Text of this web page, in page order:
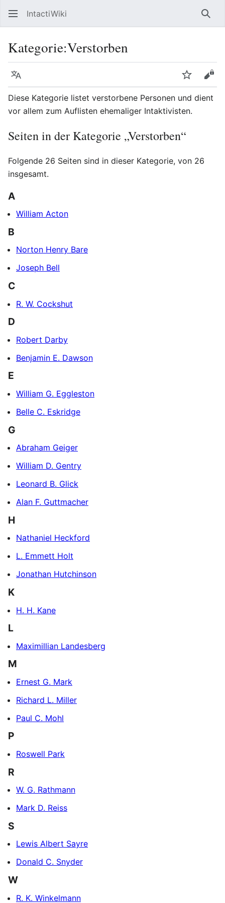
IntactiWiki
Kategorie:Verstorben
Sprache
Diese Kategorie listet verstorbene Personen und dient
vor allem zum Auflisten ehemaliger Intaktivisten.
Seiten in der Kategorie „Verstorben“
Folgende 26 Seiten sind in dieser Kategorie, von 26
insgesamt.
A
William Acton
B
Norton Henry Bare
Joseph Bell
C
R. W. Cockshut
D
Robert Darby
Benjamin E. Dawson
E
William G. Eggleston
Belle C. Eskridge
G
Abraham Geiger
William D. Gentry
Leonard B. Glick
Alan F. Guttmacher
H
Nathaniel Heckford
L. Emmett Holt
Jonathan Hutchinson
K
H. H. Kane
L
Maximillian Landesberg
M
Ernest G. Mark
Richard L. Miller
Paul C. Mohl
P
Roswell Park
R
W. G. Rathmann
Mark D. Reiss
S
Lewis Albert Sayre
Donald C. Snyder
W
R. K. Winkelmann